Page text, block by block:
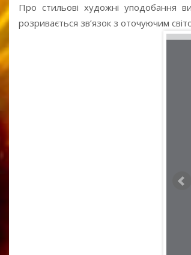
Про стильові художні уподобання
розривається зв’язок з оточуючим